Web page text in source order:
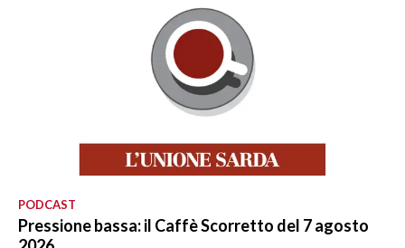
PODCAST
Pressione bassa: il Caffè Scorretto del 7 agosto